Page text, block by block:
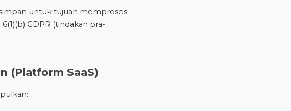
untuk tujuan memproses
GDPR (tindakan pra-
(Platform SaaS)